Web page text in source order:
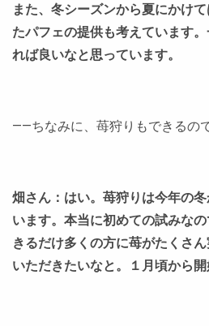
また、冬シーズンから夏にかけ
たパフェの提供も考えています
れば良いなと思っています。
――ちなみに、苺狩りもできるの
畑さん：はい。苺狩りは今年の
います。本当に初めての試みな
きるだけ多くの方に苺がたくさ
いただきたいなと。１月頃から開